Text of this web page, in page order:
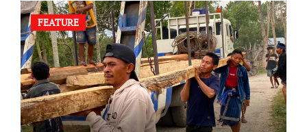
FEATURE